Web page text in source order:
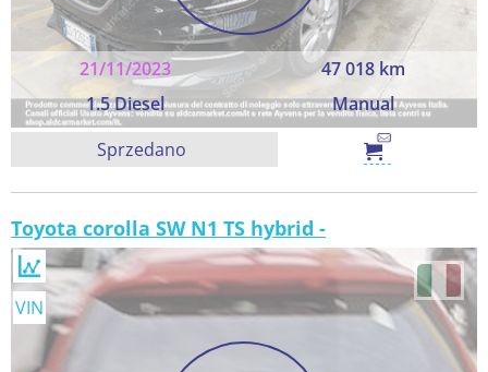
21/11/2023
47 018 km
1.5 Diesel
Manual
Sprzedano
Toyota corolla SW N1 TS hybrid -
VIN